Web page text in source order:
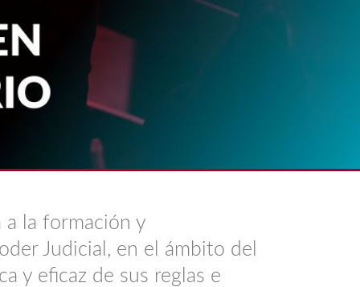
la formación y
Judicial, en el ámbito del
y eficaz de sus reglas e